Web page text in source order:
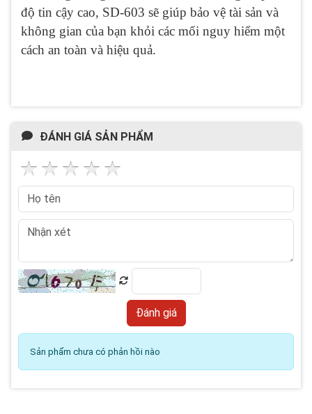
độ tin cậy cao, SD-603 sẽ giúp bảo vệ tài sản và
không gian của bạn khỏi các mối nguy hiểm một
cách an toàn và hiệu quả.
ĐÁNH GIÁ SẢN PHẨM
Sản phẩm chưa có phản hồi nào